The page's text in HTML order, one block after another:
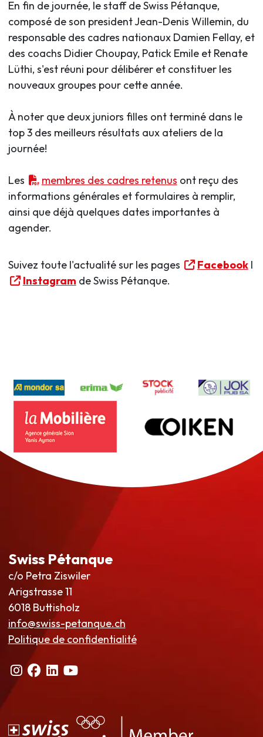
En fin de journée, le staff de Swiss Pétanque,
composé de son president Jean-Denis Willemin, du
responsable des cadres nationaux Damien Fellay, et
des coachs Didier Choupay, Patick Emile et Renate
Lüthi, s'est réuni pour délibérer et constituer les
nouveaux groupes pour cette année.
À noter que deux juniors filles ont terminé dans le
top 3 des meilleurs résultats aux ateliers de la
journée!
Les membres des cadres retenus ont reçu des
informations générales et formulaires à remplir,
ainsi que déjà quelques dates importantes à
agender.
Suivez toute l'actualité sur les pages FacebookI
Instagram de Swiss Pétanque.
Swiss Pétanque
c/o Petra Ziswiler
Arigstrasse 11
6018 Buttisholz
info@swiss-petanque.ch
Politique de confidentialité